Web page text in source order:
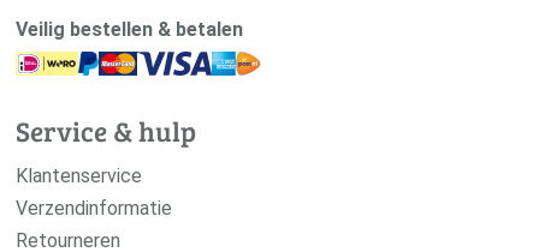
Veilig bestellen & betalen
Service & hulp
Klantenservice
Verzendinformatie
Retourneren